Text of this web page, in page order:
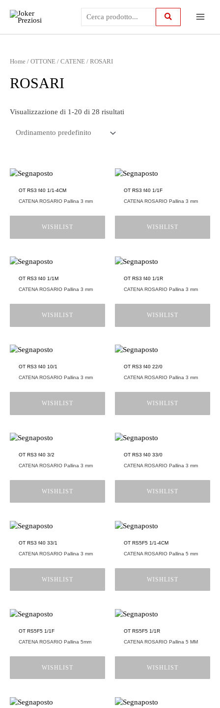
contenuto
Home / OTTONE / CATENE / ROSARI
ROSARI
Visualizzazione di 1-20 di 28 risultati
OT RS3 f40 1/1-4CM
CATENA ROSARIO Pallina 3 mm
WISHLIST
OT RS3 f40 1/1F
CATENA ROSARIO Pallina 3 mm
WISHLIST
OT RS3 f40 1/1M
CATENA ROSARIO Pallina 3 mm
WISHLIST
OT RS3 f40 1/1R
CATENA ROSARIO Pallina 3 mm
WISHLIST
OT RS3 f40 10/1
CATENA ROSARIO Pallina 3 mm
WISHLIST
OT RS3 f40 22/0
CATENA ROSARIO Pallina 3 mm
WISHLIST
OT RS3 f40 3/2
CATENA ROSARIO Pallina 3 mm
WISHLIST
OT RS3 f40 33/0
CATENA ROSARIO Pallina 3 mm
WISHLIST
OT RS3 f40 33/1
CATENA ROSARIO Pallina 3 mm
WISHLIST
OT RS5F5 1/1-4CM
CATENA ROSARIO Pallina 5 mm
WISHLIST
OT RS5F5 1/1F
CATENA ROSARIO Pallina 5mm
WISHLIST
OT RS5F5 1/1R
CATENA ROSARIO Pallina 5 MM
WISHLIST